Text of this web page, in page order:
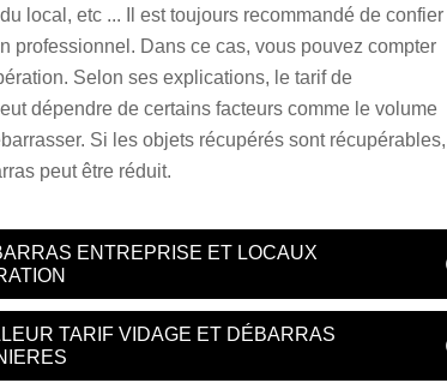
local, etc ... Il est toujours recommandé de confier
professionnel. Dans ce cas, vous pouvez compter
Selon ses explications, le tarif de
dépendre de certains facteurs comme le volume
Si les objets récupérés sont récupérables,
peut être réduit.
ENTREPRISE ET LOCAUX
TARIF VIDAGE ET DÉBARRAS